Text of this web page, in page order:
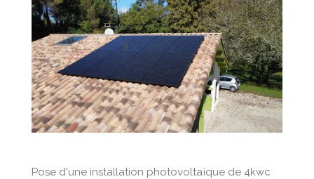
Pose d'une installation photovoltaïque de 4kwc